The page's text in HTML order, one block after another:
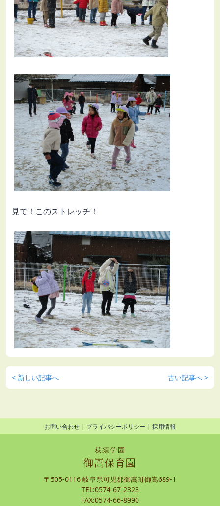
見て！このストレッチ！
< 新しい記事へ 古い記事へ >
お問い合わせ プライバシーポリシー 採用情報
荻須学園
御嵩保育園
〒505-0116 岐阜県可児郡御嵩町御嵩689-1
TEL:0574-67-2323
FAX:0574-66-8990